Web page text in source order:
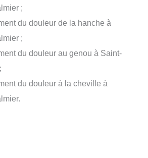
;
du douleur de la hanche à
;
du douleur au genou à Saint-
du douleur à la cheville à